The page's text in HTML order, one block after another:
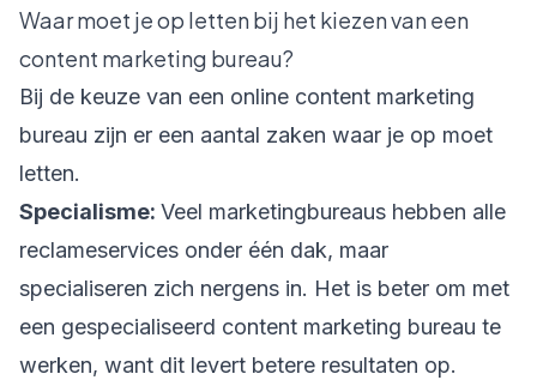
Waar moet je op letten bij het kiezen van een
content marketing bureau?
Bij de keuze van een online content marketing
bureau zijn er een aantal zaken waar je op moet
letten.
Specialisme: Veel marketingbureaus hebben alle
reclameservices onder één dak, maar
specialiseren zich nergens in. Het is beter om met
een gespecialiseerd content marketing bureau te
werken, want dit levert betere resultaten op.